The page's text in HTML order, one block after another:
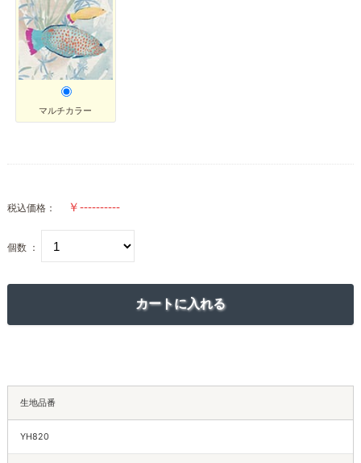
マルチカラー
税込価格：
個数 ：
生地品番
YH820